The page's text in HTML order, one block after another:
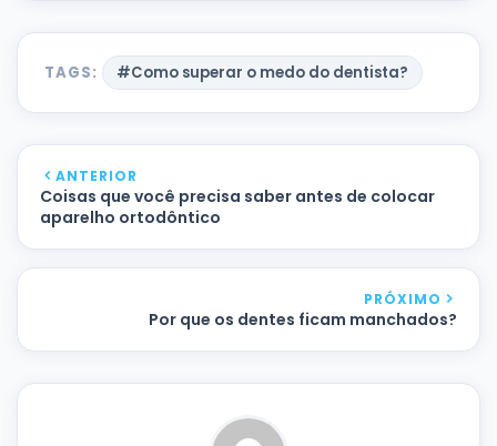
TAGS: #Como superar o medo do dentista?
ANTERIOR
Coisas que você precisa saber antes de colocar
aparelho ortodôntico
PRÓXIMO
Por que os dentes ficam manchados?